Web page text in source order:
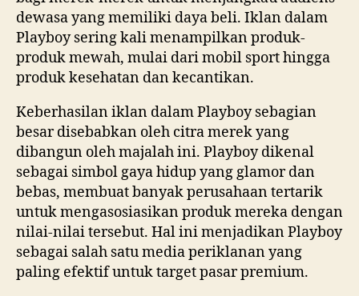
dewasa yang memiliki daya beli. Iklan dalam
Playboy sering kali menampilkan produk-
produk mewah, mulai dari mobil sport hingga
produk kesehatan dan kecantikan.
Keberhasilan iklan dalam Playboy sebagian
besar disebabkan oleh citra merek yang
dibangun oleh majalah ini. Playboy dikenal
sebagai simbol gaya hidup yang glamor dan
bebas, membuat banyak perusahaan tertarik
untuk mengasosiasikan produk mereka dengan
nilai-nilai tersebut. Hal ini menjadikan Playboy
sebagai salah satu media periklanan yang
paling efektif untuk target pasar premium.